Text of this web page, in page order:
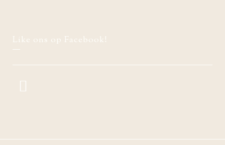
Like ons op Facebook!